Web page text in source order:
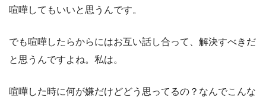
喧嘩してもいいと思うんです。
でも喧嘩したらからにはお互い話し合って、解決すべきだ
と思うんですよね。私は。
喧嘩した時に何が嫌だけどどう思ってるの？なんでこんな